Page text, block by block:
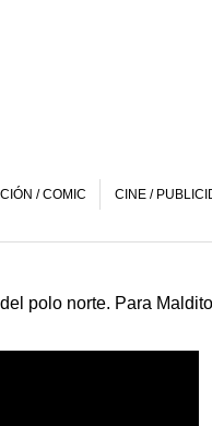
/ COMIC CINE /
polo norte. Para